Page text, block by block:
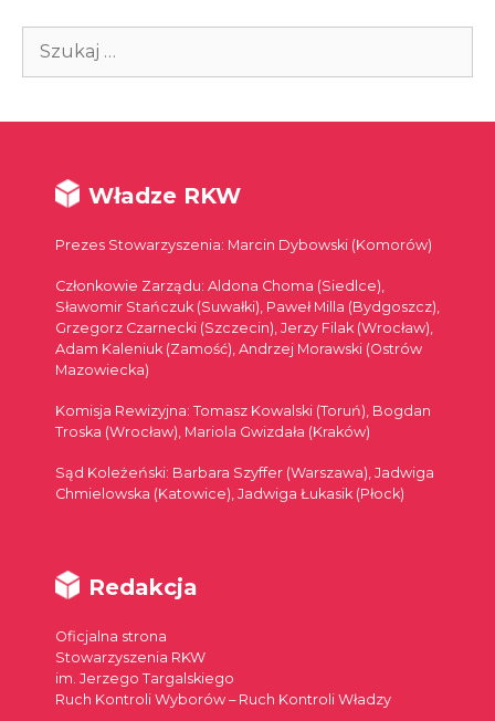
Szukaj:
Władze RKW
Prezes Stowarzyszenia: Marcin Dybowski (Komorów)
Członkowie Zarządu: Aldona Choma (Siedlce),
Sławomir Stańczuk (Suwałki), Paweł Milla (Bydgoszcz),
Grzegorz Czarnecki (Szczecin), Jerzy Filak (Wrocław),
Adam Kaleniuk (Zamość), Andrzej Morawski (Ostrów
Mazowiecka)
Komisja Rewizyjna: Tomasz Kowalski (Toruń), Bogdan
Troska (Wrocław), Mariola Gwizdała (Kraków)
Sąd Koleżeński: Barbara Szyffer (Warszawa), Jadwiga
Chmielowska (Katowice), Jadwiga Łukasik (Płock)
Redakcja
Oficjalna strona
Stowarzyszenia RKW
im. Jerzego Targalskiego
Ruch Kontroli Wyborów – Ruch Kontroli Władzy